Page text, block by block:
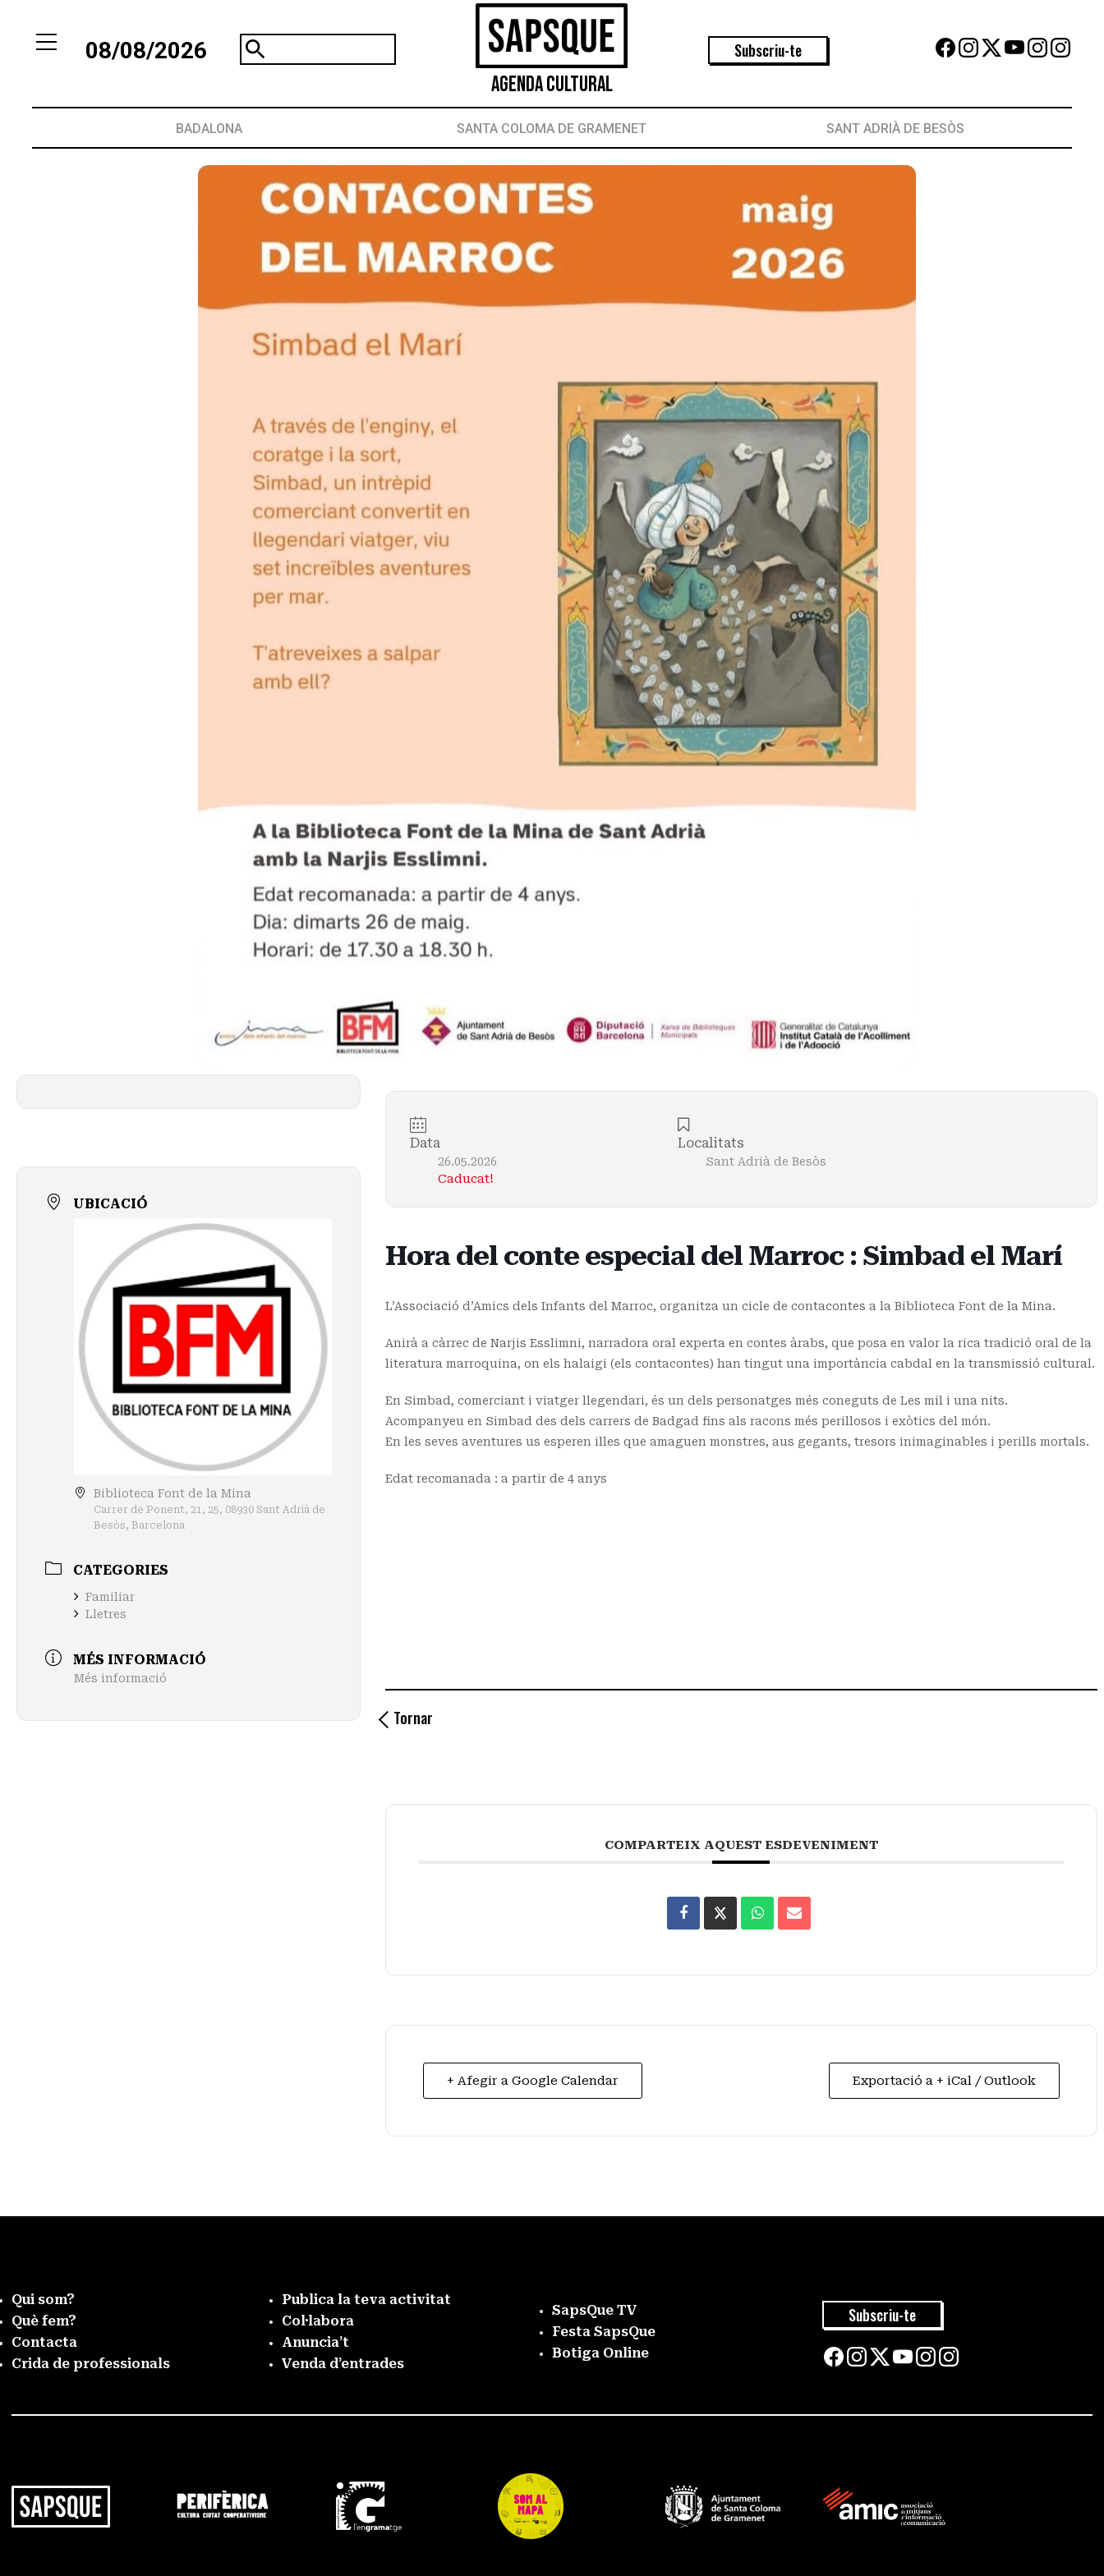
08/08/2026
Agenda Cultural
Subscriu-te
BADALONA SANTA COLOMA DE GRAMENET SANT ADRIÀ DE BESÒS
UBICACIÓ
Biblioteca Font de la Mina
Carrer de Ponent, 21, 25, 08930 Sant Adrià de
Besòs, Barcelona
CATEGORIES
Familiar
Lletres
MÉS INFORMACIÓ
Més informació
Data
26.05.2026
Caducat!
Localitats
Sant Adrià de Besòs
Hora del conte especial del Marroc : Simbad el Marí
L’Associació d’Amics dels Infants del Marroc, organitza un cicle de contacontes a la Biblioteca Font de la Mina.
Anirà a càrrec de Narjis Esslimni, narradora oral experta en contes àrabs, que posa en valor la rica tradició oral de la
literatura marroquina, on els halaigi (els contacontes) han tingut una importància cabdal en la transmissió cultural.
En Simbad, comerciant i viatger llegendari, és un dels personatges més coneguts de Les mil i una nits.
Acompanyeu en Simbad des dels carrers de Badgad fins als racons més perillosos i exòtics del món.
En les seves aventures us esperen illes que amaguen monstres, aus gegants, tresors inimaginables i perills mortals.
Edat recomanada : a partir de 4 anys
Tornar
COMPARTEIX AQUEST ESDEVENIMENT
+ Afegir a Google Calendar Exportació a + iCal / Outlook
Qui som?
Què fem?
Contacta
Crida de professionals
Publica la teva activitat
Col·labora
Anuncia’t
Venda d’entrades
SapsQue TV
Festa SapsQue
Botiga Online
Subscriu-te